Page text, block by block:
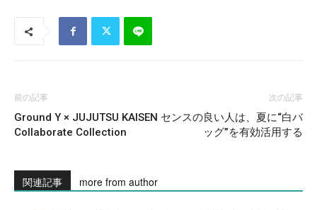
前の記事
Ground Y × JUJUTSU KAISEN
Collaborate Collection
次の記事
センスの良い人は、夏に“白バ
ッグ”を有効活用する
関連記事 more from author